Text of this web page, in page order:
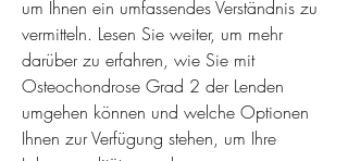
um Ihnen ein umfassendes Verständnis zu
vermitteln. Lesen Sie weiter, um mehr
darüber zu erfahren, wie Sie mit
Osteochondrose Grad 2 der Lenden
umgehen können und welche Optionen
Ihnen zur Verfügung stehen, um Ihre